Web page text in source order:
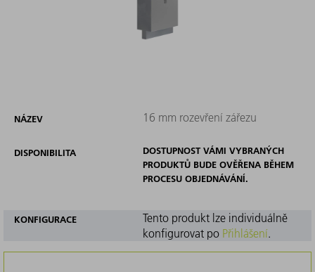
NÁZEV 16 mm rozevření zářezu
DISPONIBILITA
DOSTUPNOST VÁMI VYBRANÝCH
PRODUKTŮ BUDE OVĚŘENA BĚHEM
PROCESU OBJEDNÁVÁNÍ.
KONFIGURACE
Tento produkt lze individuálně
konfigurovat po Přihlášení.